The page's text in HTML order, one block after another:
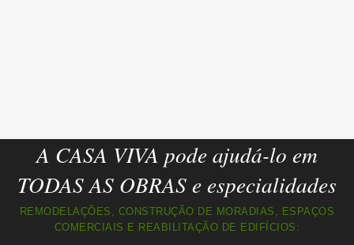
A CASA VIVA pode ajudá-lo em
TODAS AS OBRAS e especialidades
REMODELAÇÕES, CONSTRUÇÃO DE MORADIAS, ESPAÇOS
COMERCIAIS E REABILITAÇÃO DE EDIFÍCIOS: